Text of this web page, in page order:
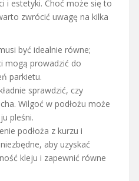
i estetyki. Choć może się to
zwrócić uwagę na kilka
być idealnie równe;
mogą prowadzić do
parkietu.
sprawdzić, czy
Wilgoć w podłożu może
pleśni.
podłoża z kurzu i
aby uzyskać
kleju i zapewnić równe